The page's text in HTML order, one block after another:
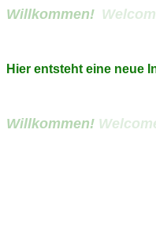
Willkommen!
Hier entsteht eine neue
Willkommen!